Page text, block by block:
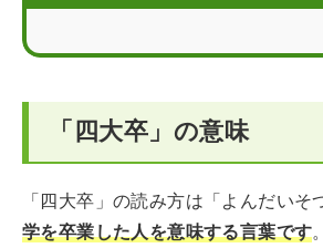
四大卒が就活を成功させるポイント
「四大卒」の意味
「四大卒」の読み方は「よんだいそ
学を卒業した人を意味する言葉です